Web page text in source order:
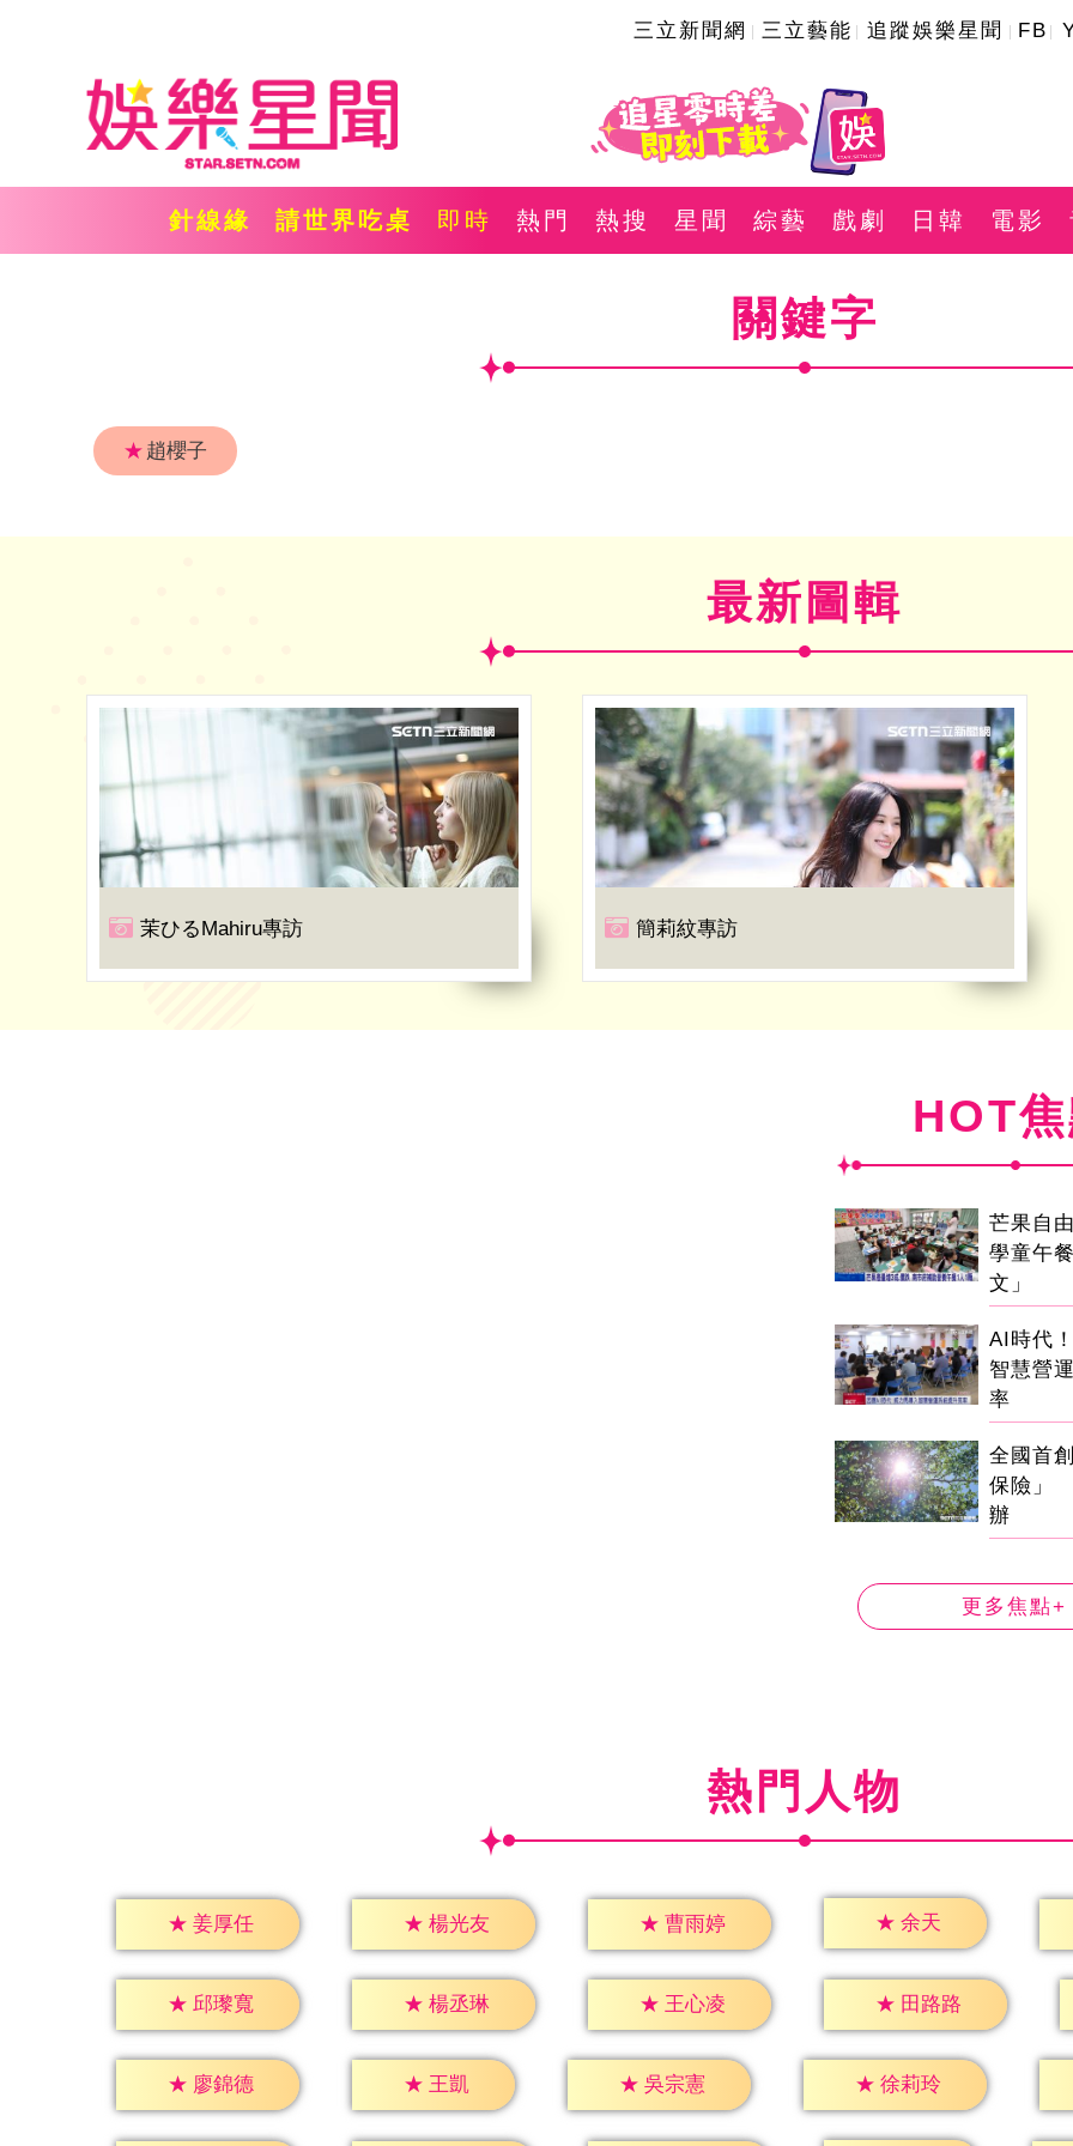
三立新聞網 三立藝能 追蹤娛樂星聞 FB
針線緣 請世界吃桌 即時 熱門 熱搜 星聞 綜藝 戲劇 日韓 電影
關鍵字
★ 趙櫻子
最新圖輯
茉ひるMahiru專訪 簡莉紋專訪
HOT
芒果自
學童午
文」
AI時代
智慧營
率
全國首
保險」
辦
更多焦點+
熱門人物
★ 姜厚任 ★ 楊光友 ★ 曹雨婷 ★ 余天
★ 邱瓈寬 ★ 楊丞琳 ★ 王心凌 ★ 田路路
★ 廖錦德 ★ 王凱 ★ 吳宗憲 ★ 徐莉玲